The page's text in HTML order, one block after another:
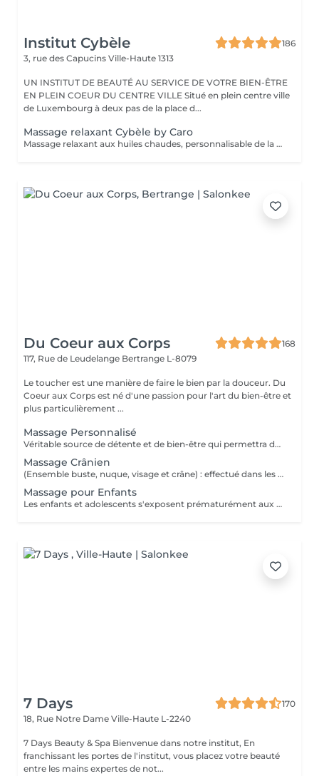
Institut Cybèle
186
3, rue des Capucins Ville-Haute 1313
UN INSTITUT DE BEAUTÉ AU SERVICE DE VOTRE BIEN-ÊTRE
EN PLEIN COEUR DU CENTRE VILLE Situé en plein centre ville
de Luxembourg à deux pas de la place d...
Massage relaxant Cybèle by Caro
Massage relaxant aux huiles chaudes, personnalisable de la tête aux pieds.
Du Coeur aux Corps
168
117, Rue de Leudelange Bertrange L-8079
Le toucher est une manière de faire le bien par la douceur. Du
Coeur aux Corps est né d'une passion pour l'art du bien-être et
plus particulièrement ...
Massage Personnalisé
Véritable source de détente et de bien-être qui permettra de retirer les noeuds musculaires tout en favorisant un état intense de relaxation, des pieds à la tête ou selon vos besoins et envie. Un moment de lâcher prise pour le corps et l'esprit.
Massage Crânien
(Ensemble buste, nuque, visage et crâne) : effectué dans les règles de l'art, le massage crânien possède de nombreuses vertus : il lutte contre la fatigue, il réduit le stress, il atténue les maux de tête, il combat les insomnies et il calme les tensions dans la nuque et le haut du dos. Un beau moment de déconnexion totale, de quoi vous vider complètement la tête.
Massage pour Enfants
Les enfants et adolescents s'exposent prématurément aux agitations du quotidien. Le massage constitue le début d'un apprentissage pour prendre soin de leur corps et de leur bien-être, dès leur plus jeune âge. Il favorise son développement et sa croissance et peut être une source de guérison et d'un bon équilibre pour son organisme. De quoi également lui donner confiance durant cette période de transition vers l'âge adulte.
7 Days
170
18, Rue Notre Dame Ville-Haute L-2240
7 Days Beauty & Spa Bienvenue dans notre institut, En
franchissant les portes de l'institut, vous placez votre beauté
entre les mains expertes de not...